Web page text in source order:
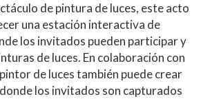
de pintura de luces, este acto
una estación interactiva de
los invitados pueden participar y
de luces. En colaboración con
de luces también puede crear
los invitados son capturados